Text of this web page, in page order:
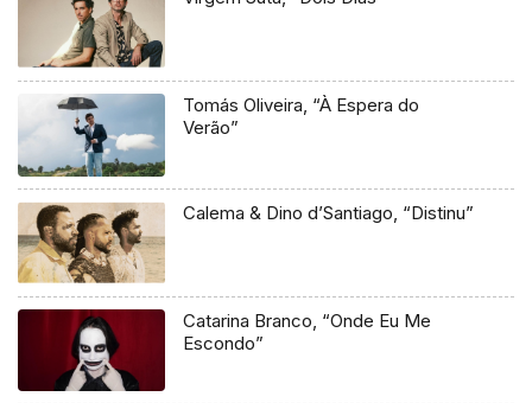
Tomás Oliveira, “À Espera do
Verão”
Calema & Dino d’Santiago, “Distinu”
Catarina Branco, “Onde Eu Me
Escondo”